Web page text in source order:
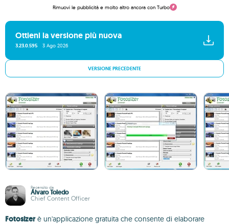
Rimuovi le pubblicità e molto altro ancora con Turbo
Ottieni la versione più nuova
3.23.0.595 3 Ago 2026
VERSIONE PRECEDENTE
Recensito da
Álvaro Toledo
Chief Content Officer
Fotosizerè un'applicazione gratuita che consente di elaborare